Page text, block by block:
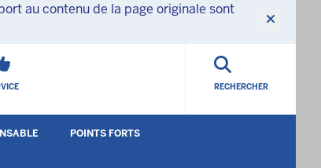
au contenu de la page originale sont
RECHERCHER
POINTS FORTS